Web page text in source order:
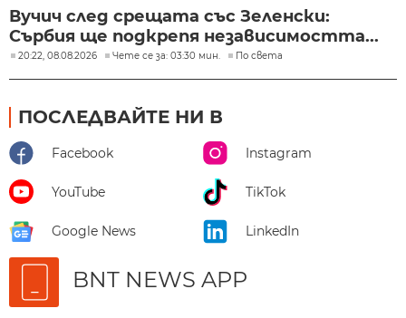
Вучич след срещата със Зеленски:
Сърбия ще подкрепя независимостта...
20:22, 08.08.2026 Чете се за: 03:30 мин. По света
ПОСЛЕДВАЙТЕ НИ В
Facebook Instagram
YouTube TikTok
Google News LinkedIn
BNT NEWS APP